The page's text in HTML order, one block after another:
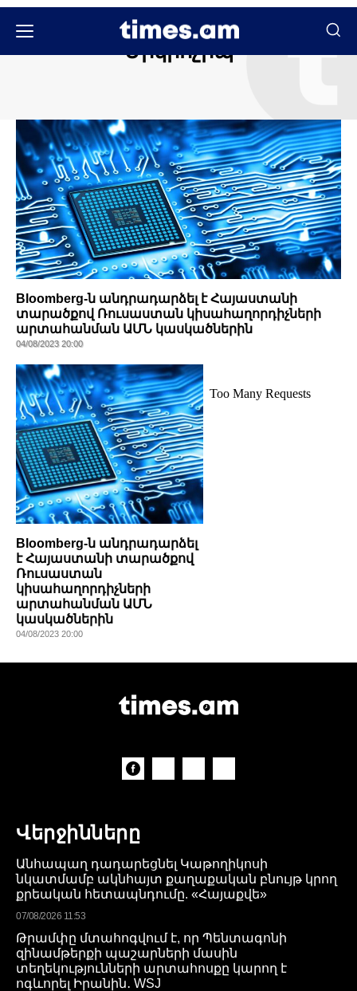
Միկրոչիպ
Bloomberg-ն անդրադարձել է Հայաստանի
տարածքով Ռուսաստան կիսահաղորդիչների
արտահանման ԱՄՆ կասկածներին
04/08/2023 20:00
Bloomberg-ն անդրադարձել
է Հայաստանի տարածքով
Ռուսաստան
կիսահաղորդիչների
արտահանման ԱՄՆ
կասկածներին
04/08/2023 20:00
Վերջինները
Անհապաղ դադարեցնել Կաթողիկոսի
նկատմամբ ակնհայտ քաղաքական բնույթ կրող
քրեական հետապնդումը. «Հայաքվե»
07/08/2026 11:53
Թրամփը մտահոգվում է, որ Պենտագոնի
զինամթերքի պաշարների մասին
տեղեկությունների արտահոսքը կարող է
ոգևորել Իրանին․ WSJ